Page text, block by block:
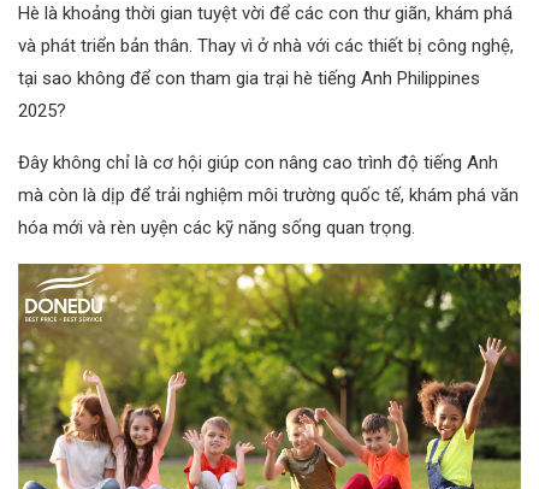
Hè là khoảng thời gian tuyệt vời để các con thư giãn, khám phá
và phát triển bản thân. Thay vì ở nhà với các thiết bị công nghệ,
tại sao không để con tham gia trại hè tiếng Anh Philippines
2025?
Đây không chỉ là cơ hội giúp con nâng cao trình độ tiếng Anh
mà còn là dịp để trải nghiệm môi trường quốc tế, khám phá văn
hóa mới và rèn uyện các kỹ năng sống quan trọng.